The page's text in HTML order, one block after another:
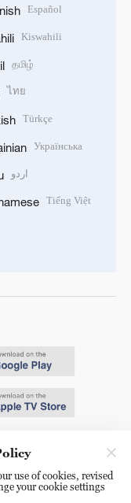
Español
Kiswahili
தமிழ்
ไทย
Türkçe
Українська
اردو
Tiếng Việt
use of cookies, revised
your cookie settings